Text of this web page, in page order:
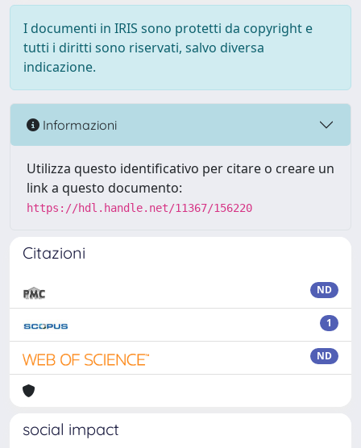
I documenti in IRIS sono protetti da copyright e
tutti i diritti sono riservati, salvo diversa
indicazione.
Informazioni
Utilizza questo identificativo per citare o creare un
link a questo documento:
https://hdl.handle.net/11367/156220
Citazioni
ND
1
ND
social impact